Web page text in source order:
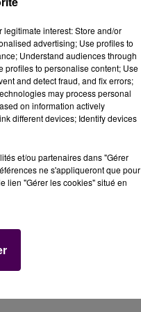
de
fort de
Saône.
des
Sud et à
au
interest: Store and/or
advertising; Use profiles to
Understand audiences through
profiles to personalise content; Use
and detect fraud, and fix errors;
may process personal
on information actively
different devices; Identify devices
et/ou partenaires dans "Gérer
ne s'appliqueront que pour
lien "Gérer les cookies" situé en